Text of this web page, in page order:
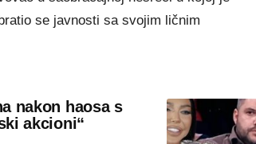
se javnosti sa svojim ličnim
nakon haosa s
akcioni“